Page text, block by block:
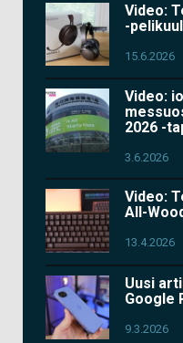
Video:
-
15.6.2026
Video:
2026 -
3.6.2026
Video:
All-
13.4.2026
Uusi
Google
9.3.2026